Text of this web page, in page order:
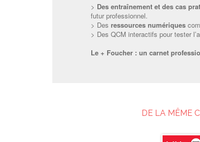
> Des entraînement et des cas
futur professionnel.
> Des ressources numériques
> Des QCM interactifs pour tester
Le + Foucher : un carnet
DE LA MÊME